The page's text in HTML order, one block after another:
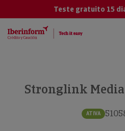
Teste gratuito 15
Stronglink
ATIVA